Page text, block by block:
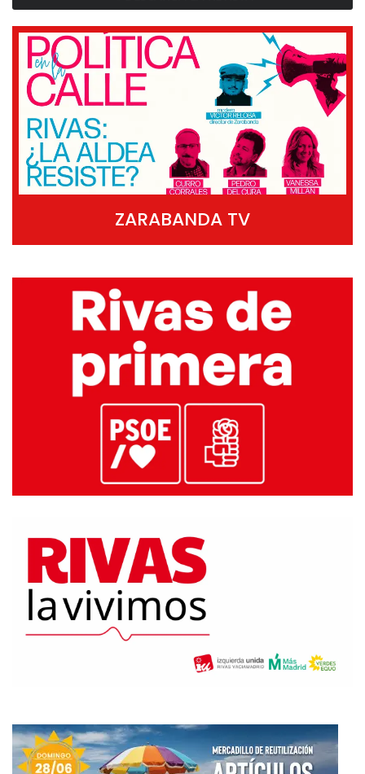
ZARABANDA TV